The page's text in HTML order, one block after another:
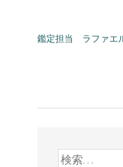
鑑定担当 ラファエ